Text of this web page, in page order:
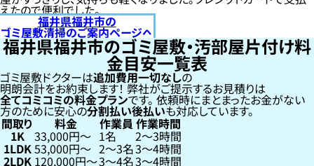
えたので便利でした。
福井県福井市の
ゴミ屋敷清掃のご案内ページへ
福井県福井市のゴミ屋敷・汚部屋片付け料
金目安一覧表
ゴミ屋敷ドクターは追加費用一切なしの
明朗会計をお約束します！弊社がご提示するお見積りは
全てコミコミの料金プランです。依頼時にまとまったお金がない
方のために安心の分割払い後払いも対応しています。
間取り 料金 作業員 作業時間
1K 33,000円〜 1名 2〜3時間
1LDK53,000円〜 2〜3名3〜4時間
2LDK 120,000円〜3〜4名3〜4時間